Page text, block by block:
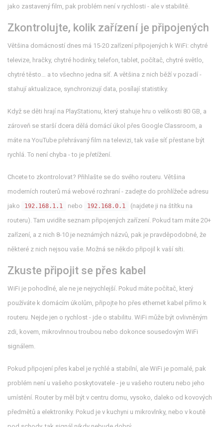
jako zastavený film, pak problém není v rychlosti - ale v stabilitě.
Zkontrolujte, kolik zařízení je připojených
Většina domácností dnes má 15-20 zařízení připojených k WiFi: chytré
televize, hračky, chytré hodinky, telefon, tablet, počítač, chytré světlo,
chytré těsto… a to všechno jedna síť. A většina z nich běží v pozadí -
stahují aktualizace, synchronizují data, posílají statistiky.
Když se děti hrají na PlayStationu, který stahuje hru o velikosti 80 GB, a
zároveň se starší dcera dělá domácí úkol přes Google Classroom, a
máte na YouTube přehrávaný film na televizi, tak vaše síť přestane být
rychlá. To není chyba - to je přetížení.
Chcete to zkontrolovat? Přihlašte se do svého routeru. Většina
moderních routerů má webové rozhraní - zadejte do prohlížeče adresu
jako
192.168.1.1 nebo 192.168.0.1
(najdete ji na štítku na
routeru). Tam uvidíte seznam připojených zařízení. Pokud tam máte 20+
zařízení, a z nich 8-10 je neznámých názvů, pak je pravděpodobné, že
některé z nich nejsou vaše. Možná se někdo připojil k vaší síti.
Zkuste připojit se přes kabel
WiFi je pohodlné, ale ne je nejrychlejší. Pokud máte počítač, který
používáte k domácím úkolům, připojte ho přes ethernet kabel přímo k
routeru. Nejde jen o rychlost - jde o stabilitu. WiFi může být ovlivněným
zdi, kovem, mikrovlnnou troubou nebo dokonce sousedovým WiFi
signálem.
Pokud připojení přes kabel je rychlé a stabilní, ale WiFi je pomalé, pak
problém není u vašeho poskytovatele - je u vašeho routeru nebo jeho
umístění. Router by měl být v centru domu, vysoko, daleko od kovových
předmětů a elektroniky. Pokud je v kuchyni u mikrovlnky, nebo v koutě